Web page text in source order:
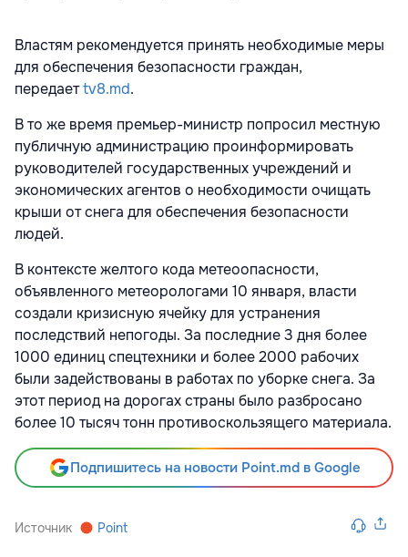
Властям рекомендуется принять необходимые меры
для обеспечения безопасности граждан,
передаетtv8.md.
В то же время премьер-министр попросил местную
публичную администрацию проинформировать
руководителей государственных учреждений и
экономических агентов о необходимости очищать
крыши от снега для обеспечения безопасности
людей.
В контексте желтого кода метеоопасности,
объявленного метеорологами 10 января, власти
создали кризисную ячейку для устранения
последствий непогоды. За последние 3 дня более
1000 единиц спецтехники и более 2000 рабочих
были задействованы в работах по уборке снега. За
этот период на дорогах страны было разбросано
более 10 тысяч тонн противоскользящего материала.
Подпишитесь на новости Point.md в Google
Источник Point